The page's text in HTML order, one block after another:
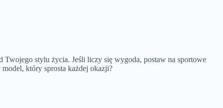
stylu życia. Jeśli liczy się wygoda, postaw na sportowe
który sprosta każdej okazji?